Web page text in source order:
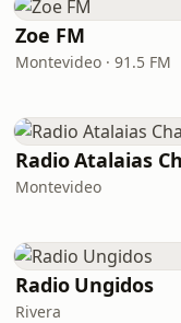
Zoe FM
Montevideo · 91.5 FM
Montevideo
Radio Ungidos
Rivera